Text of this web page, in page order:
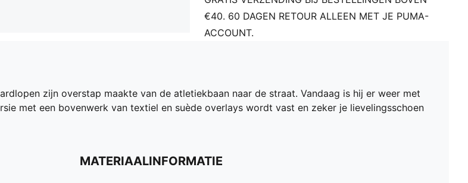
€40. 60 DAGEN RETOUR ALLEEN MET JE PUMA-
ACCOUNT.
zijn overstap maakte van de atletiekbaan naar de straat. Vandaag is hij er weer met
met een bovenwerk van textiel en suède overlays wordt vast en zeker je lievelingsschoen
MATERIAALINFORMATIE